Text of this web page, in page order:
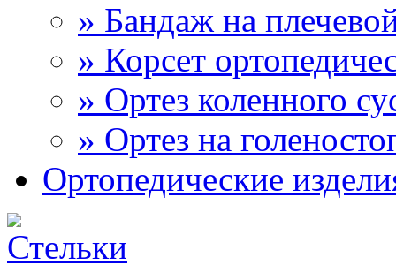
» Бандаж на
» Корсет
» Ортез коленного
» Ортез на
Ортопедические